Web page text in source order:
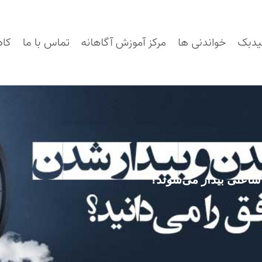
خواندنی ها مرکز آموزش آگاهانه تماس با ما
بیدار می‌شوند؟